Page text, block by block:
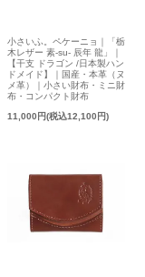
小さいふ。ペケーニョ｜「栃
木レザー 素-su- 辰年 龍」｜
【干支 ドラゴン /日本製ハン
ドメイド】｜国産・本革（ヌ
メ革）｜小さい財布・ミニ財
布・コンパクト財布
11,000円(税込12,100円)